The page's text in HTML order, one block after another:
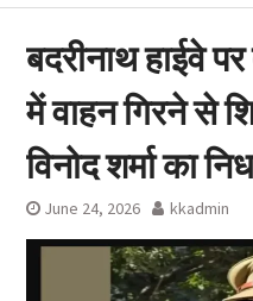
बदरीनाथ हाईवे
में वाहन गिरने से
विनोद शर्मा का
June 24, 2026 kkadmin